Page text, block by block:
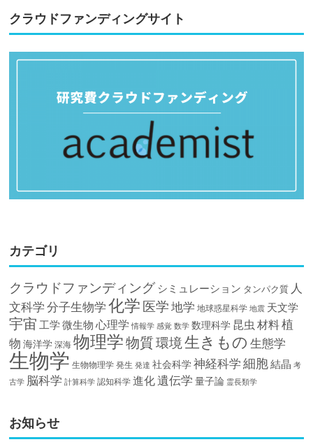
クラウドファンディングサイト
カテゴリ
クラウドファンディングシミュレーション タンパク質 人
文科学分子生物学化学医学地学 地球惑星科学 地震 天文学
宇宙 工学 微生物 心理学 情報学 感覚 数学 数理科学 昆虫 材料植
物 海洋学 深海 物理学物質環境生きもの 生態学
生物学 生物物理学 発生 発達 社会科学神経科学細胞結晶 考
古学 脳科学 計算科学 認知科学 進化遺伝学 量子論 霊長類学
お知らせ